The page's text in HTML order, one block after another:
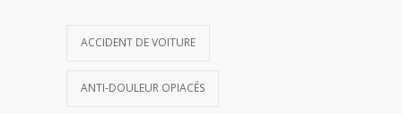
ACCIDENT DE VOITURE
ANTI-DOULEUR OPIACÉS